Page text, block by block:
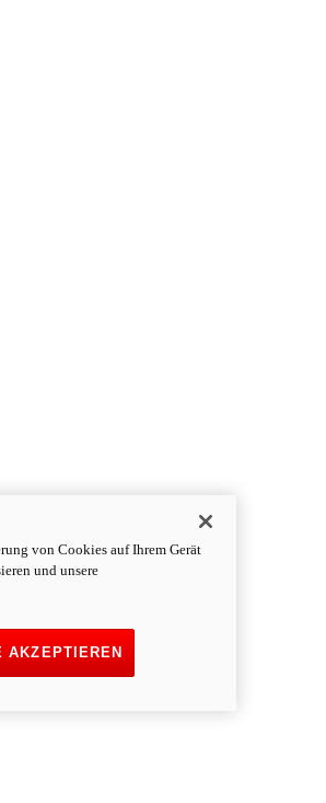
von Cookies auf Ihrem Gerät
und unsere
AKZEPTIEREN